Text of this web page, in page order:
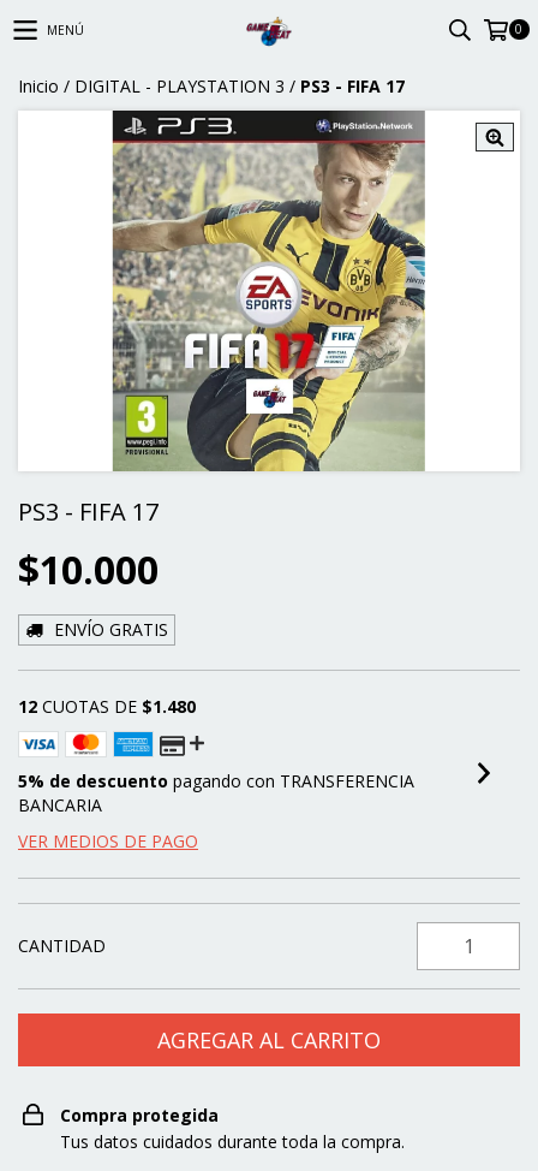
MENÚ 0
Inicio / DIGITAL - PLAYSTATION 3 / PS3 - FIFA 17
PS3 - FIFA 17
$10.000
ENVÍO GRATIS
12 CUOTAS DE $1.480
5% de descuento pagando con TRANSFERENCIA
BANCARIA
VER MEDIOS DE PAGO
CANTIDAD
Compra protegida
Tus datos cuidados durante toda la compra.